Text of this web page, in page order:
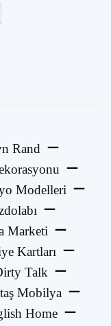
Rand
Modelleri
Marketi
Kartları
Talk
Mobilya
Home